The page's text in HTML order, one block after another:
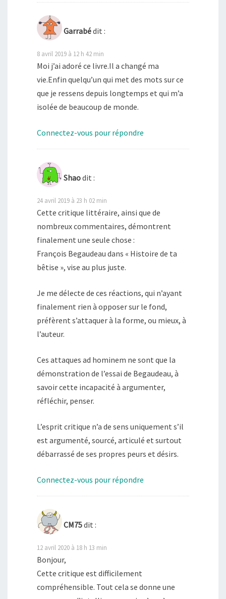
Garrabédit :
8 avril 2019 à 12 h 42 min
Moi j’ai adoré ce livre.Il a changé ma
vie.Enfin quelqu’un qui met des mots sur ce
que je ressens depuis longtemps et qui m’a
isolée de beaucoup de monde.
Connectez-vous pour répondre
Shaodit :
24 avril 2019 à 23 h 02 min
Cette critique littéraire, ainsi que de
nombreux commentaires, démontrent
finalement une seule chose :
François Begaudeau dans « Histoire de ta
bêtise », vise au plus juste.
Je me délecte de ces réactions, qui n’ayant
finalement rien à opposer sur le fond,
préfèrent s’attaquer à la forme, ou mieux, à
l’auteur.
Ces attaques ad hominem ne sont que la
démonstration de l’essai de Begaudeau, à
savoir cette incapacité à argumenter,
réfléchir, penser.
L’esprit critique n’a de sens uniquement s’il
est argumenté, sourcé, articulé et surtout
débarrassé de ses propres peurs et désirs.
Connectez-vous pour répondre
CM75dit :
12 avril 2020 à 18 h 13 min
Bonjour,
Cette critique est difficilement
compréhensible. Tout cela se donne une